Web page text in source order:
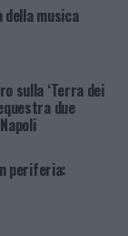
della musica
sulla ‘Terra dei
due
periferia: